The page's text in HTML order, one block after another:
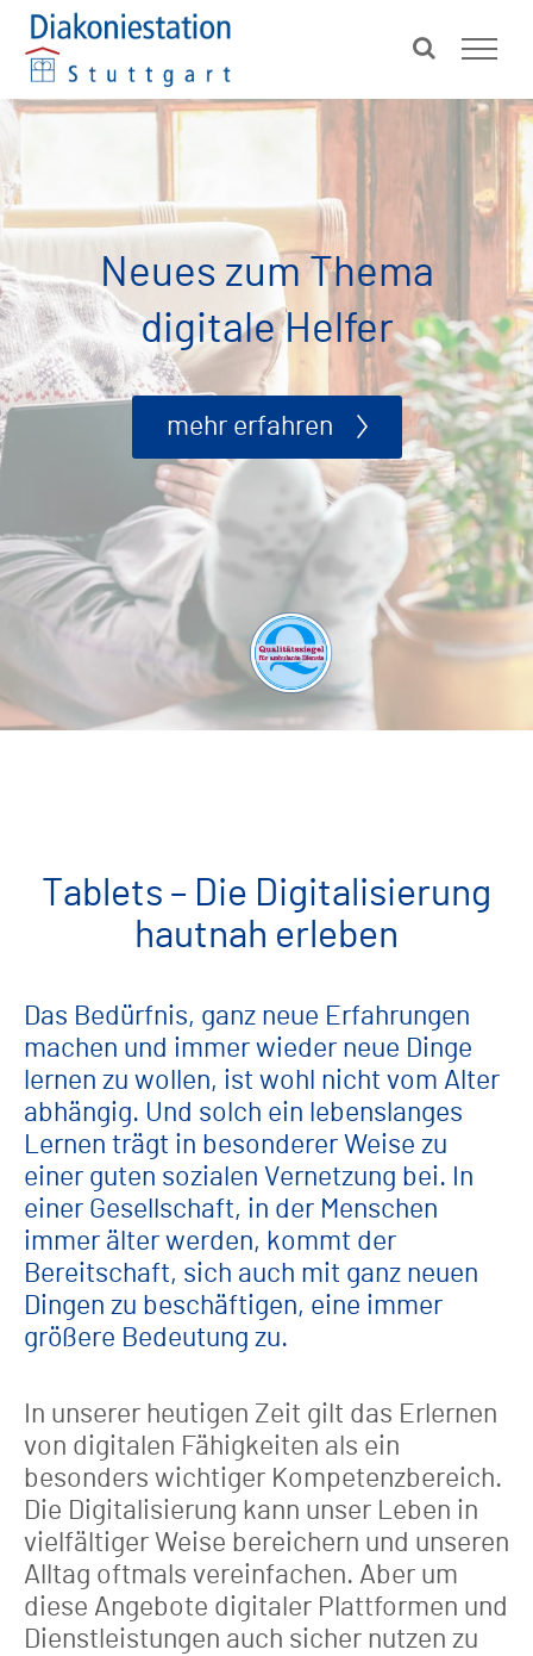
Zum
Inhalt
springen
Neues zum Thema
digitale Helfer
mehr erfahren
Tablets – Die Digitalisierung
hautnah erleben
Das Bedürfnis, ganz neue Erfahrungen
machen und immer wieder neue Dinge
lernen zu wollen, ist wohl nicht vom Alter
abhängig. Und solch ein lebenslanges
Lernen trägt in besonderer Weise zu
einer guten sozialen Vernetzung bei. In
einer Gesellschaft, in der Menschen
immer älter werden, kommt der
Bereitschaft, sich auch mit ganz neuen
Dingen zu beschäftigen, eine immer
größere Bedeutung zu.
In unserer heutigen Zeit gilt das Erlernen
von digitalen Fähigkeiten als ein
besonders wichtiger Kompetenzbereich.
Die Digitalisierung kann unser Leben in
vielfältiger Weise bereichern und unseren
Alltag oftmals vereinfachen. Aber um
diese Angebote digitaler Plattformen und
Dienstleistungen auch sicher nutzen zu